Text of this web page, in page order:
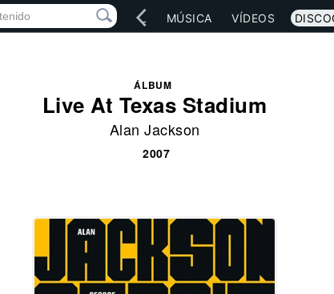
ARTISTAS RED SOCIAL MÚSICA VÍDEOS
ÁLBUM
Live At Texas Stadium
Alan Jackson
2007